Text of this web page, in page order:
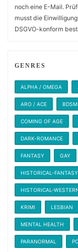
noch eine E-Mail.
musst die
DSGVO-konform
GENRES
ALPHA / OMEGA
ARO / ACE BDSM
COMING OF AGE
DARK-ROMANCE
FANTASY GAY
HISTORICAL-FANTASY
HISTORICAL-
KRIMI LESBIAN
MENTAL HEALTH
PARANORMAL